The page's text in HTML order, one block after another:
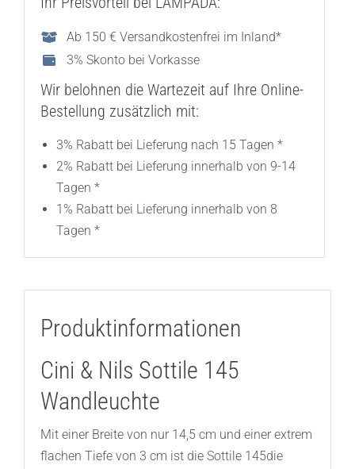
Ab 150 € Versandkostenfrei im Inland*
3% Skonto bei Vorkasse
Wir belohnen die Wartezeit auf Ihre Online-
Bestellung zusätzlich mit:
3% Rabatt bei Lieferung nach 15 Tagen *
2% Rabatt bei Lieferung innerhalb von 9-14
Tagen *
1% Rabatt bei Lieferung innerhalb von 8
Tagen *
Produktinformationen
Cini & Nils Sottile 145
Wandleuchte
Mit einer Breite von nur 14,5 cm und einer extrem
flachen Tiefe von 3 cm ist die Sottile 145die